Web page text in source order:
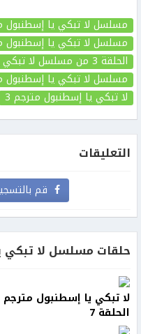
مسلسل لا تبكي يا إسطنبول
مسلسل لا تبكي يا إسطنبول
الحلقة 3
من مسلسل لا تبكي
مسلسل لا تبكي يا إسطنبول
لا تبكي يا إسطنبول مترجم 3
التعليقات
قم
حلقات مسلسل لا تبكي
لا تبكي يا إسطنبول
الحلقة 7